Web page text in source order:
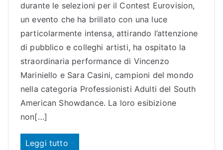
durante le selezioni per il Contest Eurovision,
un evento che ha brillato con una luce
particolarmente intensa, attirando l’attenzione
di pubblico e colleghi artisti, ha ospitato la
straordinaria performance di Vincenzo
Mariniello e Sara Casini, campioni del mondo
nella categoria Professionisti Adulti del South
American Showdance. La loro esibizione
non[…]
Leggi tutto